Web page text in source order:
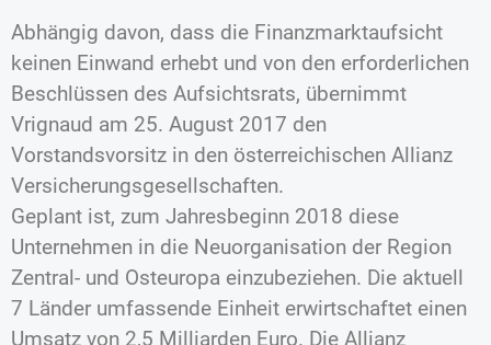
Abhängig davon, dass die Finanzmarktaufsicht
keinen Einwand erhebt und von den erforderlichen
Beschlüssen des Aufsichtsrats, übernimmt
Vrignaud am 25. August 2017 den
Vorstandsvorsitz in den österreichischen Allianz
Versicherungsgesellschaften.
Geplant ist, zum Jahresbeginn 2018 diese
Unternehmen in die Neuorganisation der Region
Zentral- und Osteuropa einzubeziehen. Die aktuell
7 Länder umfassende Einheit erwirtschaftet einen
Umsatz von 2,5 Milliarden Euro. Die Allianz